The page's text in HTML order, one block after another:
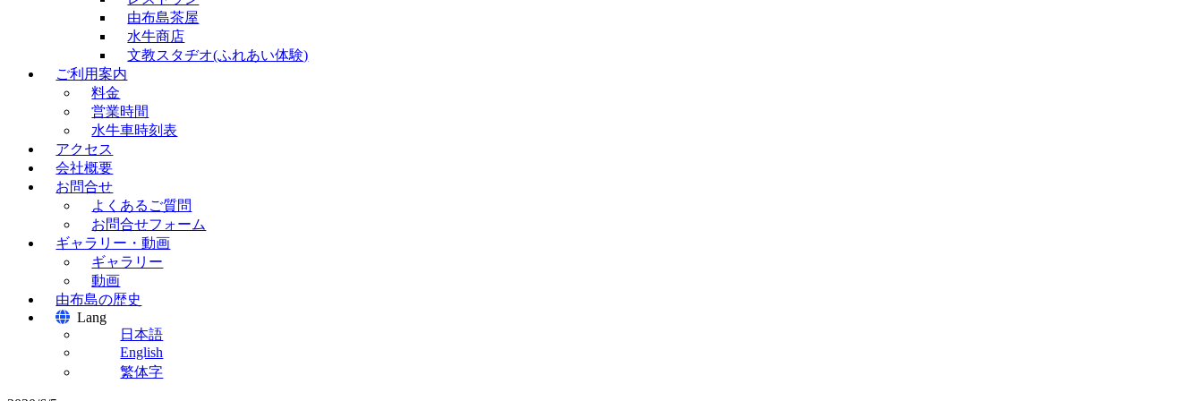
由布島茶屋
水牛商店
文教スタヂオ(ふれあい体験)
ご利用案内
料金
営業時間
水牛車時刻表
アクセス
会社概要
お問合せ
よくあるご質問
お問合せフォーム
ギャラリー・動画
ギャラリー
動画
由布島の歴史
Lang
日本語
English
繁体字